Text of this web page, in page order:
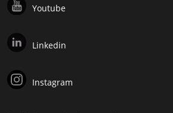
Youtube
Linkedin
Instagram